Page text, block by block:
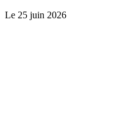
Le 25 juin 2026